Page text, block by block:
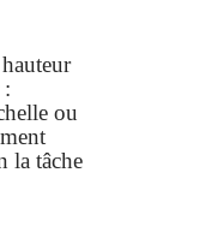
:
ou
la tâche